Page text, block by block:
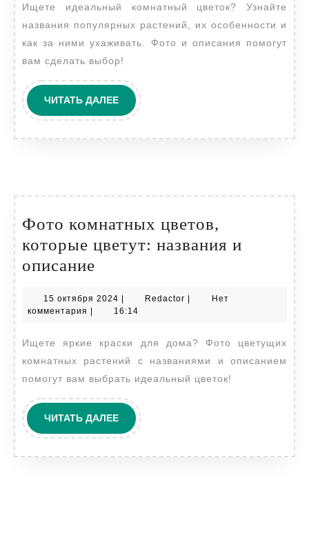
названиям
Ищете идеальный комнатный цветок? Узнайте
названия популярных растений, их особенности и
как за ними ухаживать. Фото и описания помогут
вам сделать выбор!
ЧИТАТЬ ДАЛЕЕЧИТАТЬ
ДАЛЕЕ
Фото комнатных цветов,
которые цветут: названия и
описание
цветов,
цветут:
названия
описание
15 октября 2024 15
октября
Redactor Redactor
Нет
комментария
16:14
Ищете яркие краски для дома? Фото цветущих
комнатных растений с названиями и описанием
помогут вам выбрать идеальный цветок!
ЧИТАТЬ ДАЛЕЕЧИТАТЬ
ДАЛЕЕ